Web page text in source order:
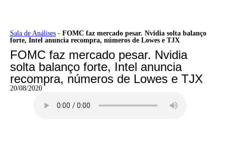
Ir
para
o
conteúdo
Sala de Análises - FOMC faz mercado pesar. Nvidia solta balanço
forte, Intel anuncia recompra, números de Lowes e TJX
FOMC faz mercado pesar. Nvidia
solta balanço forte, Intel anuncia
recompra, números de Lowes e TJX
20/08/2020